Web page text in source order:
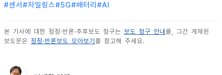
#센서 #자일링스#5G#배터리 #AI
본 기사에 대한 정정·반론·추후보도 청구는 보도 청구 안내 를, 그간 게재된
보도문은 정정·반론보도 모아보기 를 참고해 주세요.